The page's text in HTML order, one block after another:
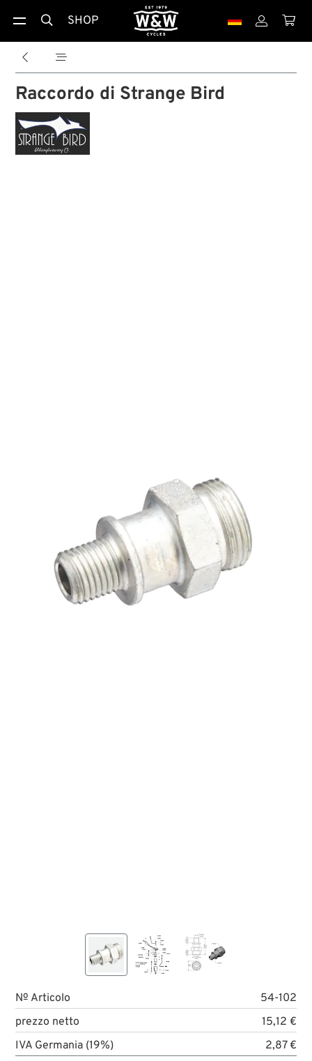
 SHOP  
 
Raccordo di Strange Bird
№ Articolo
54-102
prezzo netto
15,12 €
IVA Germania (19%)
2,87 €